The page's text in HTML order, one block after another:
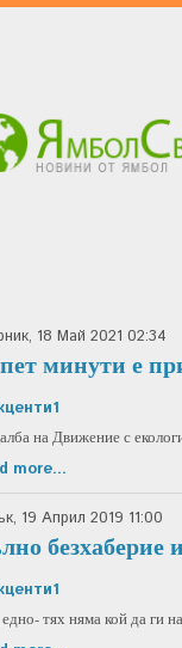
18 Май 2021 02:34
минути е
на Движение с
more...
19 Април 2019 11:00
безхаберие
тях няма кой да ги